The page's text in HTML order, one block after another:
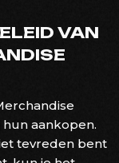
VAN
aankopen.
tevreden bent